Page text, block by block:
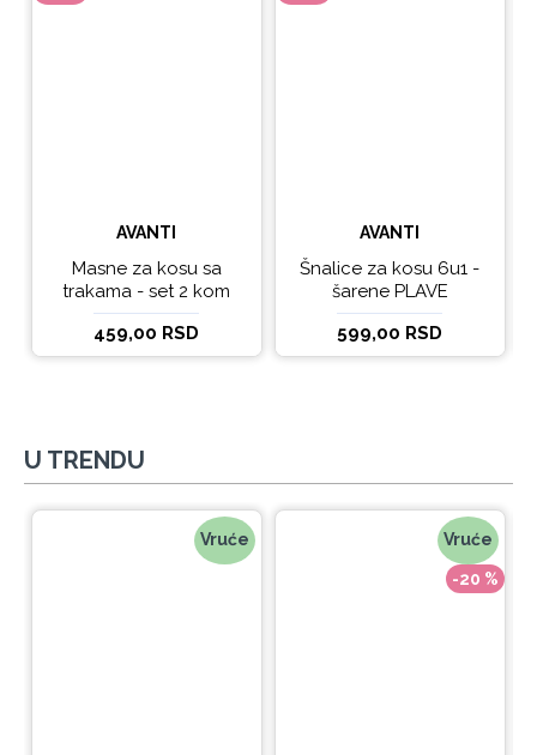
AVANTI
Masne za kosu sa
trakama - set 2 kom
459,00 RSD
AVANTI
Šnalice za kosu 6u1 -
šarene PLAVE
599,00 RSD
U TRENDU
Vruće Vruće
-20 %